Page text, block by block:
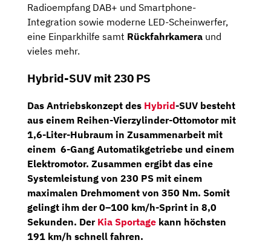
Radioempfang DAB+ und Smartphone-
Integration sowie moderne LED-Scheinwerfer,
eine Einparkhilfe samt Rückfahrkamera und
vieles mehr.
Hybrid-SUV mit 230 PS
Das Antriebskonzept des Hybrid-SUV besteht
aus einem Reihen-Vierzylinder-Ottomotor mit
1,6-Liter-Hubraum in Zusammenarbeit mit
einem 6-Gang Automatikgetriebe und einem
Elektromotor. Zusammen ergibt das eine
Systemleistung von 230 PS mit einem
maximalen Drehmoment von 350 Nm. Somit
gelingt ihm der 0–100 km/h-Sprint in 8,0
Sekunden. Der Kia Sportage kann höchsten
191 km/h schnell fahren.